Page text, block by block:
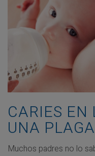
CARIES
UNA
Muchos padres no lo